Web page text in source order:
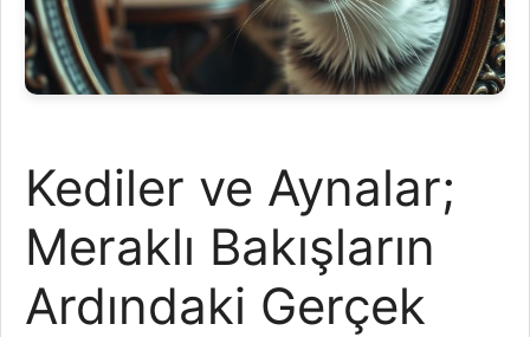
Kediler ve Aynalar;
Meraklı Bakışların
Ardındaki Gerçek